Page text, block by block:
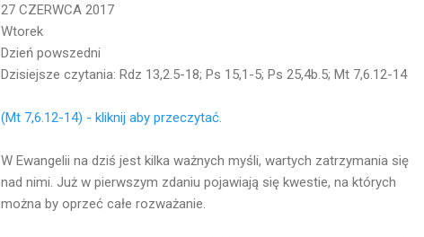
27 CZERWCA 2017
Wtorek
Dzień powszedni
Dzisiejsze czytania: Rdz 13,2.5-18; Ps 15,1-5; Ps 25,4b.5; Mt 7,6.12-14
(Mt 7,6.12-14) - kliknij aby przeczytać.
W Ewangelii na dziś jest kilka ważnych myśli, wartych zatrzymania się
nad nimi. Już w pierwszym zdaniu pojawiają się kwestie, na których
można by oprzeć całe rozważanie.